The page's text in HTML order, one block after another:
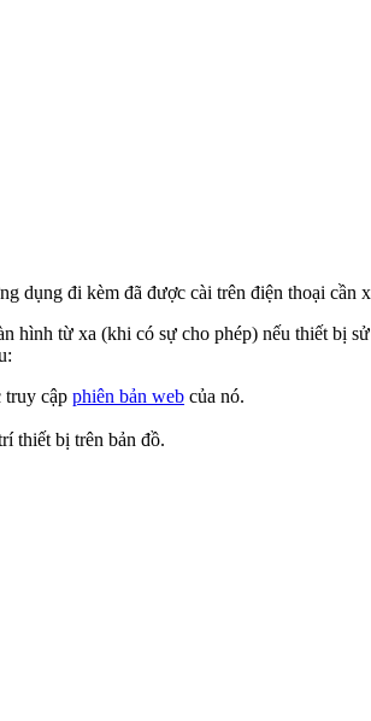
dụng đi kèm đã được cài trên điện thoại cần
hình từ xa (khi có sự cho phép) nếu thiết bị
truy cập phiên bản web của nó.
thiết bị trên bản đồ.